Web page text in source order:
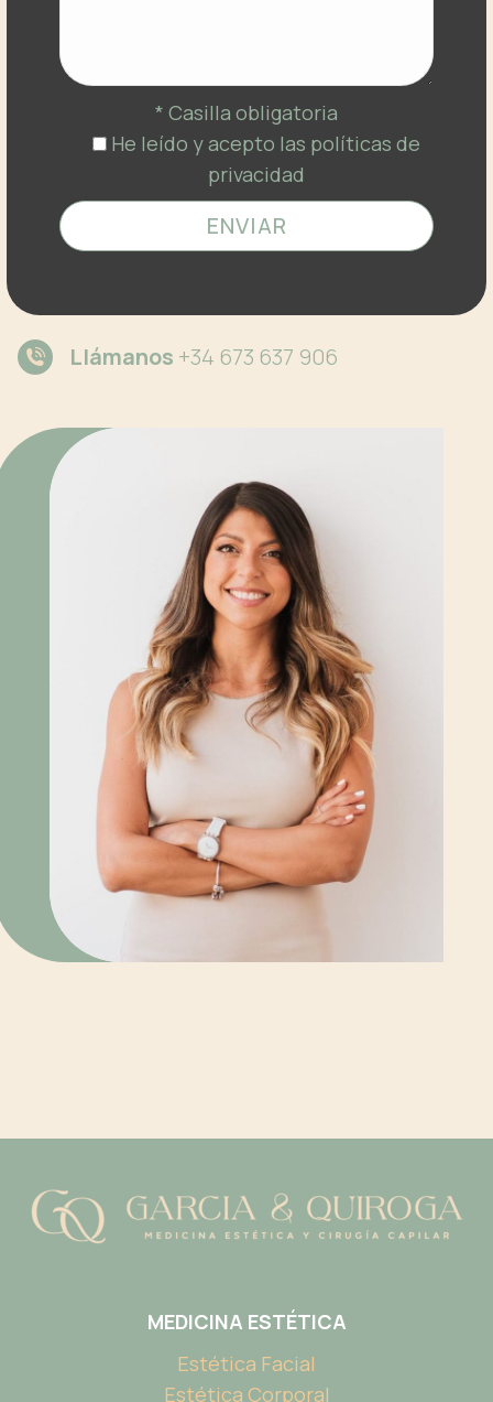
* Casilla obligatoria
He leído y acepto las políticas de
privacidad
Llámanos +34 673 637 906
MEDICINA ESTÉTICA
Estética Facial
Estética Corporal